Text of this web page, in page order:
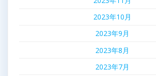
2023年10月
2023年9月
2023年8月
2023年7月